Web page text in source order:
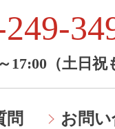
17:00（土日祝
問 お問